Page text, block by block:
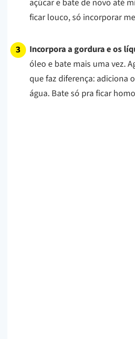
açúcar e bate de novo até
ficar louco, só incorporar
Incorpora a gordura e os
óleo e bate mais uma vez.
que faz diferença: adiciona
água. Bate só pra ficar